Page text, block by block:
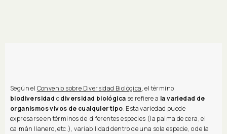
Según el Convenio sobre Diversidad Biológica, el término
biodiversidad odiversidad biológica se refiere a la variedad de
organismos vivos de cualquier tipo. Esta variedad puede
expresarse en términos de diferentes especies (la palma de cera, el
caimán llanero, etc.), variabilidad dentro de una sola especie, o de la